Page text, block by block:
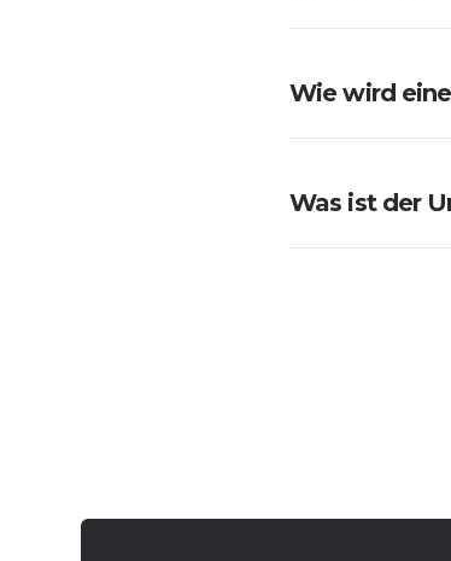
Wie wird
Was ist der